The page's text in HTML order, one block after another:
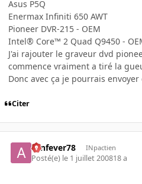
Asus P5Q
Enermax Infiniti 650 AWT
Pioneer DVR-215 - OEM
Intel® Core™ 2 Quad Q9450 -
J'ai rajouter le graveur dvd
commence vraiment a tiré la
Donc avec ça je pourrais
Citer
aznfever78 INpactien
Posté(e) le 1 juillet 200818 a